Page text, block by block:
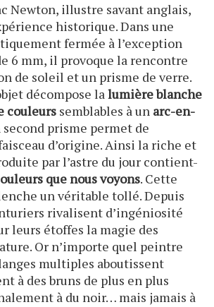
Newton, illustre savant anglais,
historique. Dans une
fermée à l’exception
6 mm, il provoque la rencontre
de soleil et un prisme de verre.
décompose lalumière blanche
couleurs semblables à un arc-en-
second prisme permet de
d’origine. Ainsi la riche et
par l’astre du jour contient-
que nous voyons. Cette
un véritable tollé. Depuis
rivalisent d’ingéniosité
leurs étoffes la magie des
Or n’importe quel peintre
multiples aboutissent
à des bruns de plus en plus
à du noir… mais jamais à